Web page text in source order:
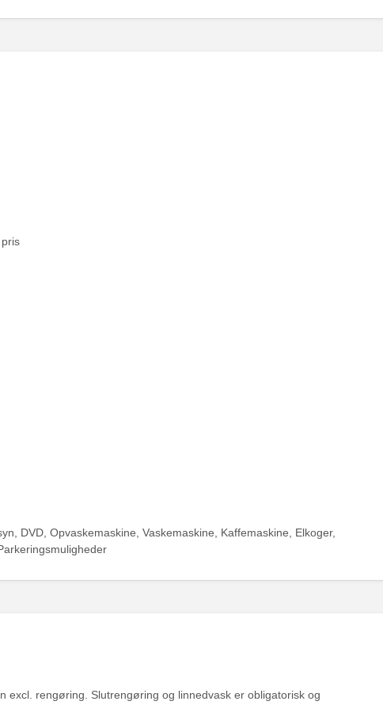
DVD, Opvaskemaskine, Vaskemaskine, Kaffemaskine, Elkoger,
excl. rengøring. Slutrengøring og linnedvask er obligatorisk og